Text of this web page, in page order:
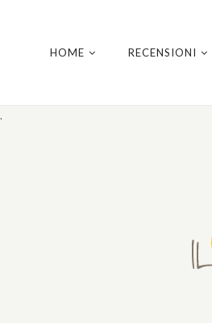
.
HOME RECENSIONI